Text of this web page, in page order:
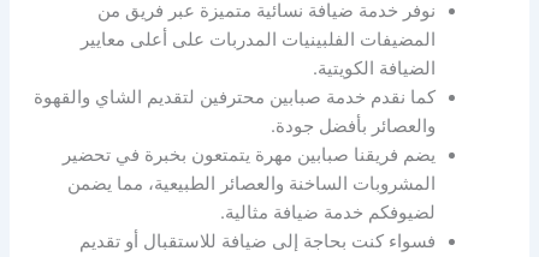
نوفر خدمة ضيافة نسائية متميزة عبر فريق من
المضيفات الفلبينيات المدربات على أعلى معايير
الضيافة الكويتية.
كما نقدم خدمة صبابين محترفين لتقديم الشاي والقهوة
والعصائر بأفضل جودة.
يضم فريقنا صبابين مهرة يتمتعون بخبرة في تحضير
المشروبات الساخنة والعصائر الطبيعية، مما يضمن
لضيوفكم خدمة ضيافة مثالية.
فسواء كنت بحاجة إلى ضيافة للاستقبال أو تقديم